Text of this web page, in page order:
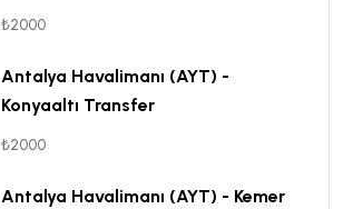
₺2000
Antalya Havalimanı (AYT) -
Konyaaltı Transfer
₺2000
Antalya Havalimanı (AYT) - Kemer